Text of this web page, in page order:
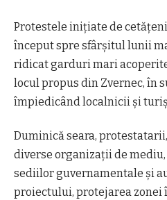
Protestele iniţiate de
început spre sfârşitul lunii
ridicat garduri mari
locul propus din Zvernec, în
împiedicând localnicii şi
Duminică seara,
diverse organizaţii de
sediilor guvernamentale şi
proiectului, protejarea